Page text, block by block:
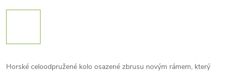
Horské celoodpružené kolo osazené zbrusu novým rámem, který